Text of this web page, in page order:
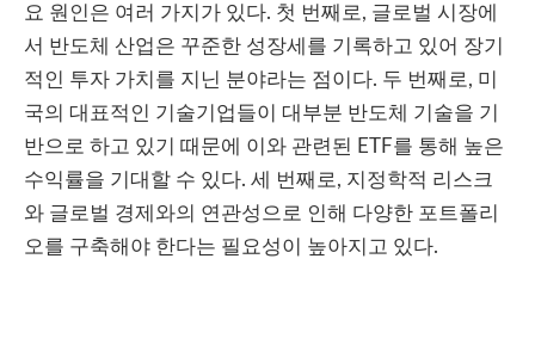
요 원인은 여러 가지가 있다. 첫 번째로, 글로벌 시장에
서 반도체 산업은 꾸준한 성장세를 기록하고 있어 장기
적인 투자 가치를 지닌 분야라는 점이다. 두 번째로, 미
국의 대표적인 기술기업들이 대부분 반도체 기술을 기
반으로 하고 있기 때문에 이와 관련된 ETF를 통해 높은
수익률을 기대할 수 있다. 세 번째로, 지정학적 리스크
와 글로벌 경제와의 연관성으로 인해 다양한 포트폴리
오를 구축해야 한다는 필요성이 높아지고 있다.